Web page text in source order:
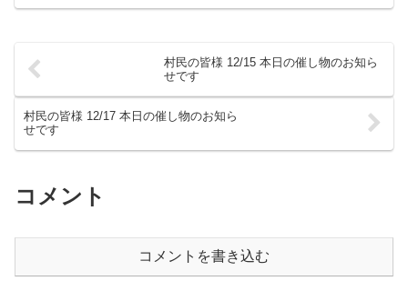
村民の皆様 12/15 本日の催し物のお知ら
せです
村民の皆様 12/17 本日の催し物のお知ら
せです
コメント
コメントを書き込む